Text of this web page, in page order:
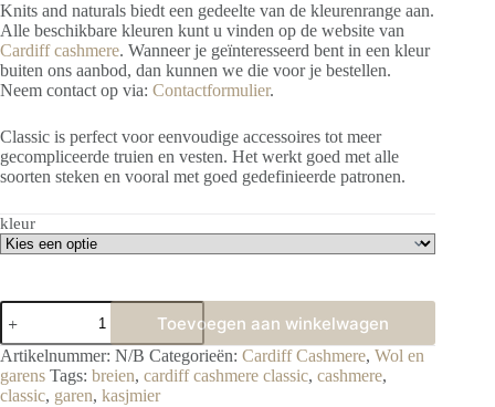
Knits and naturals biedt een gedeelte van de kleurenrange aan.
Alle beschikbare kleuren kunt u vinden op de website van
Cardiff cashmere. Wanneer je geïnteresseerd bent in een kleur
buiten ons aanbod, dan kunnen we die voor je bestellen.
Neem contact op via: Contactformulier.
Classic is perfect voor eenvoudige accessoires tot meer
gecompliceerde truien en vesten. Het werkt goed met alle
soorten steken en vooral met goed gedefinieerde patronen.
kleur
Cardiff
Cashmere
Classic
aantal
Toevoegen aan winkelwagen
Artikelnummer: N/B Categorieën: Cardiff Cashmere, Wol en
garens Tags: breien, cardiff cashmere classic, cashmere,
classic, garen, kasjmier